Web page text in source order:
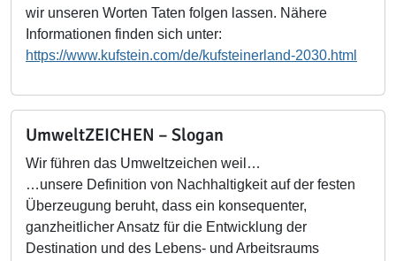
wir unseren Worten Taten folgen lassen. Nähere
Informationen finden sich unter:
https://www.kufstein.com/de/kufsteinerland-2030.html
UmweltZEICHEN – Slogan
Wir führen das Umweltzeichen weil…
…unsere Definition von Nachhaltigkeit auf der festen
Überzeugung beruht, dass ein konsequenter,
ganzheitlicher Ansatz für die Entwicklung der
Destination und des Lebens- und Arbeitsraums